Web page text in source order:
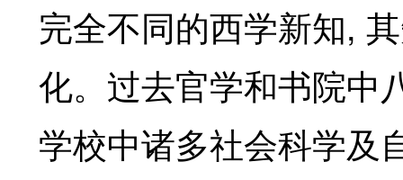
完全不同的西学新知,
化。过去官学和书院中
学校中诸多社会科学及